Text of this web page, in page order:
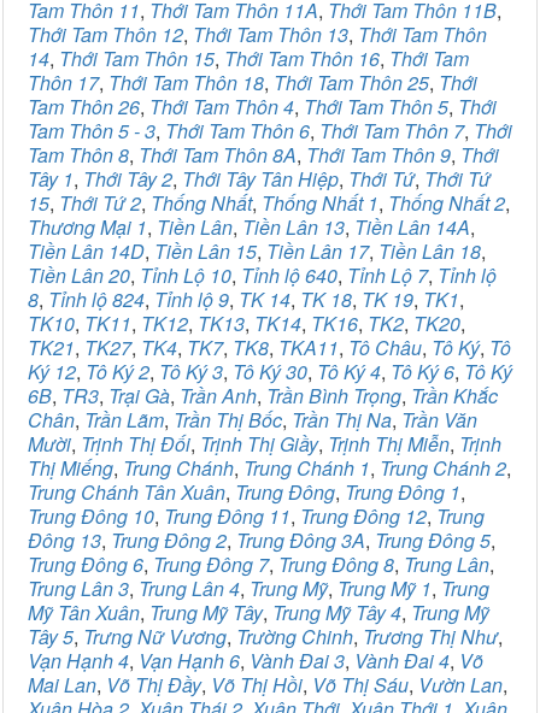
Tam Thôn 11, Thới Tam Thôn 11A, Thới Tam Thôn 11B,
Thới Tam Thôn 12, Thới Tam Thôn 13, Thới Tam Thôn
14, Thới Tam Thôn 15, Thới Tam Thôn 16, Thới Tam
Thôn 17, Thới Tam Thôn 18, Thới Tam Thôn 25, Thới
Tam Thôn 26, Thới Tam Thôn 4, Thới Tam Thôn 5, Thới
Tam Thôn 5 - 3, Thới Tam Thôn 6, Thới Tam Thôn 7, Thới
Tam Thôn 8, Thới Tam Thôn 8A, Thới Tam Thôn 9, Thới
Tây 1, Thới Tây 2, Thới Tây Tân Hiệp, Thới Tứ, Thới Tứ
15, Thới Tứ 2, Thống Nhất, Thống Nhất 1, Thống Nhất 2,
Thương Mại 1, Tiền Lân, Tiền Lân 13, Tiền Lân 14A,
Tiền Lân 14D, Tiền Lân 15, Tiền Lân 17, Tiền Lân 18,
Tiền Lân 20, Tỉnh Lộ 10, Tỉnh lộ 640, Tỉnh Lộ 7, Tỉnh lộ
8, Tỉnh lộ 824, Tỉnh lộ 9, TK 14, TK 18, TK 19, TK1,
TK10, TK11, TK12, TK13, TK14, TK16, TK2, TK20,
TK21, TK27, TK4, TK7, TK8, TKA11, Tô Châu, Tô Ký, Tô
Ký 12, Tô Ký 2, Tô Ký 3, Tô Ký 30, Tô Ký 4, Tô Ký 6, Tô Ký
6B, TR3, Trại Gà, Trần Anh, Trần Bình Trọng, Trần Khắc
Chân, Trần Lãm, Trần Thị Bốc, Trần Thị Na, Trần Văn
Mười, Trịnh Thị Đối, Trịnh Thị Giầy, Trịnh Thị Miễn, Trịnh
Thị Miếng, Trung Chánh, Trung Chánh 1, Trung Chánh 2,
Trung Chánh Tân Xuân, Trung Đông, Trung Đông 1,
Trung Đông 10, Trung Đông 11, Trung Đông 12, Trung
Đông 13, Trung Đông 2, Trung Đông 3A, Trung Đông 5,
Trung Đông 6, Trung Đông 7, Trung Đông 8, Trung Lân,
Trung Lân 3, Trung Lân 4, Trung Mỹ, Trung Mỹ 1, Trung
Mỹ Tân Xuân, Trung Mỹ Tây, Trung Mỹ Tây 4, Trung Mỹ
Tây 5, Trưng Nữ Vương, Trường Chinh, Trương Thị Như,
Vạn Hạnh 4, Vạn Hạnh 6, Vành Đai 3, Vành Đai 4, Võ
Mai Lan, Võ Thị Đầy, Võ Thị Hồi, Võ Thị Sáu, Vườn Lan,